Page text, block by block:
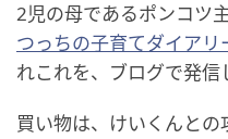
2児の母であるポンコツ
つっちの子育てダイアリ
れこれを、ブログで発信
買い物は、けいくんと